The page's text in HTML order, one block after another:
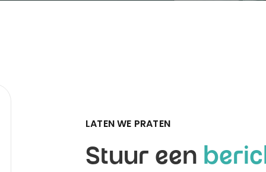
LATEN WE PRATEN
Stuur een